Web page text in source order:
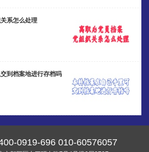
系怎么处理
到档案地进行存档吗
0919-696 010-60576057